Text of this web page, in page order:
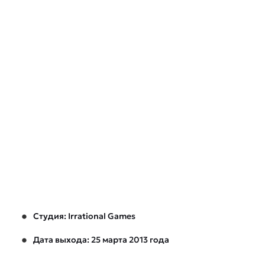
Студия: Irrational Games
Дата выхода: 25 марта 2013 года